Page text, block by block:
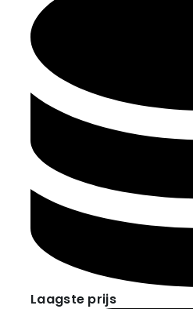
Laagste prijs